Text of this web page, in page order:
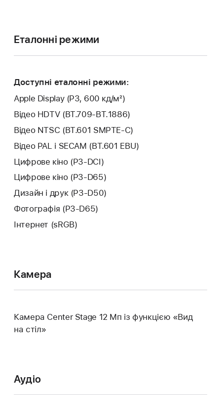
Еталонні режими
Доступні еталонні режими:
Apple Display (P3, 600 кд/м²)
Відео HDTV (BT.709-BT.1886)
Відео NTSC (BT.601 SMPTE-C)
Відео PAL і SECAM (BT.601 EBU)
Цифрове кіно (P3-DCI)
Цифрове кіно (P3-D65)
Дизайн і друк (P3-D50)
Фотографія (P3-D65)
Інтернет (sRGB)
Камера
Камера Center Stage 12 Mп із функцією «Вид
на стіл»
Аудіо